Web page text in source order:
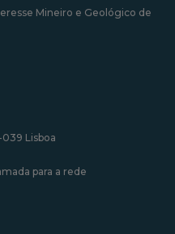
Mineiro e Geológico de
Lisboa
para a rede